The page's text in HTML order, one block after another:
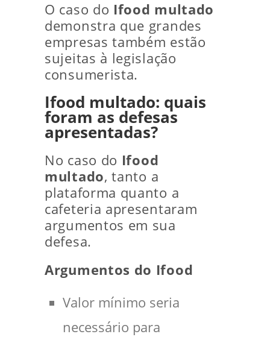
O caso do Ifood multado
demonstra que grandes
empresas também estão
sujeitas à legislação
consumerista.
Ifood multado: quais
foram as defesas
apresentadas?
No caso do Ifood
multado, tanto a
plataforma quanto a
cafeteria apresentaram
argumentos em sua
defesa.
Argumentos do Ifood
Valor mínimo seria
necessário para